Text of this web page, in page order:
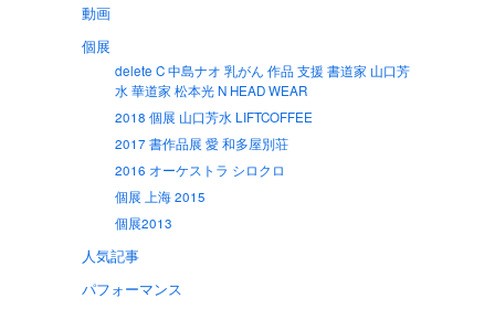
動画
個展
delete C 中島ナオ 乳がん 作品 支援 書道家 山口芳
水 華道家 松本光 N HEAD WEAR
2018 個展 山口芳水 LIFTCOFFEE
2017 書作品展 愛 和多屋別荘
2016 オーケストラ シロクロ
個展 上海 2015
個展2013
人気記事
パフォーマンス